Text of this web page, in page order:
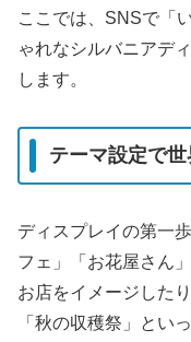
ここでは、SNSで「
ゃれなシルバニアデ
します。
テーマ設定で
ディスプレイの第一
フェ」「お花屋さん
お店をイメージした
「秋の収穫祭」とい